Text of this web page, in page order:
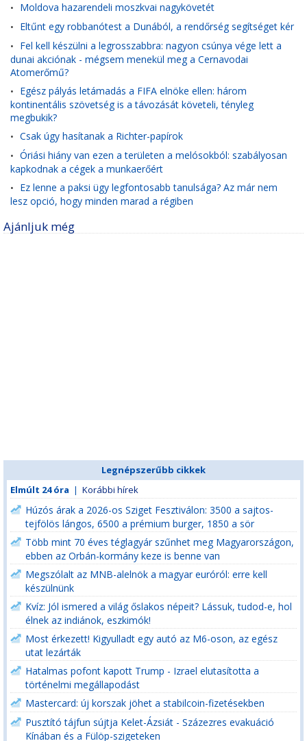
• Moldova hazarendeli moszkvai nagykövetét
• Eltűnt egy robbanótest a Dunából, a rendőrség segítséget kér
• Fel kell készülni a legrosszabbra: nagyon csúnya vége lett a
dunai akciónak - mégsem menekül meg a Cernavodai
Atomerőmű?
• Egész pályás letámadás a FIFA elnöke ellen: három
kontinentális szövetség is a távozását követeli, tényleg
megbukik?
• Csak úgy hasítanak a Richter-papírok
• Óriási hiány van ezen a területen a melósokból: szabályosan
kapkodnak a cégek a munkaerőért
• Ez lenne a paksi ügy legfontosabb tanulsága? Az már nem
lesz opció, hogy minden marad a régiben
Ajánljuk még
Legnépszerűbb cikkek
Elmúlt 24 óra | Korábbi hírek
Húzós árak a 2026-os Sziget Fesztiválon: 3500 a sajtos-
tejfölös lángos, 6500 a prémium burger, 1850 a sör
Több mint 70 éves téglagyár szűnhet meg Magyarországon,
ebben az Orbán-kormány keze is benne van
Megszólalt az MNB-alelnök a magyar euróról: erre kell
készülnünk
Kvíz: Jól ismered a világ őslakos népeit? Lássuk, tudod-e, hol
élnek az indiánok, eszkimók!
Most érkezett! Kigyulladt egy autó az M6-oson, az egész
utat lezárták
Hatalmas pofont kapott Trump - Izrael elutasította a
történelmi megállapodást
Mastercard: új korszak jöhet a stabilcoin-fizetésekben
Pusztító tájfun sújtja Kelet-Ázsiát - Százezres evakuáció
Kínában és a Fülöp-szigeteken